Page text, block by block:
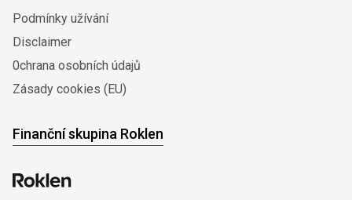
Podmínky užívání
Disclaimer
0chrana osobních údajů
Zásady cookies (EU)
Finanční skupina Roklen